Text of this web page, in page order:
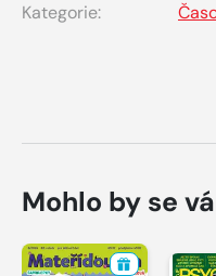
Kategorie:
Mohlo by se